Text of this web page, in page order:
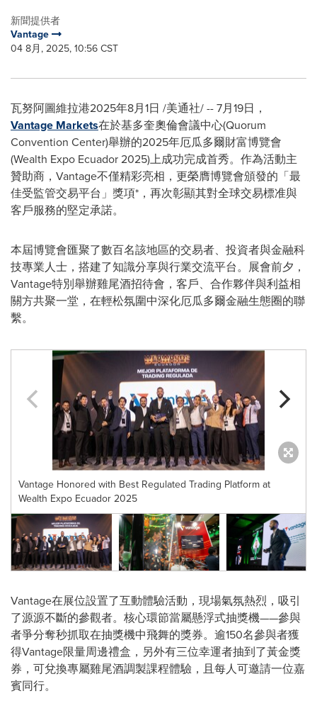
新聞提供者
Vantage
04 8月, 2025, 10:56 CST
瓦努阿圖維拉港2025年8月1日 /美通社/ -- 7月19日，
Vantage Markets在於基多奎奧倫會議中心(Quorum
Convention Center)舉辦的2025年厄瓜多爾財富博覽會
(Wealth Expo Ecuador 2025)上成功完成首秀。作為活動主
贊助商，Vantage不僅精彩亮相，更榮膺博覽會頒發的「最
佳受監管交易平台」獎項*，再次彰顯其對全球交易標准與
客戶服務的堅定承諾。
本屆博覽會匯聚了數百名該地區的交易者、投資者與金融科
技專業人士，搭建了知識分享與行業交流平台。展會前夕，
Vantage特別舉辦雞尾酒招待會，客戶、 合作夥伴與利益相
關方共聚一堂，在輕松氛圍中深化厄瓜多爾金融生態圈的聯
繫。
Vantage Honored with Best Regulated Trading Platform at
Wealth Expo Ecuador 2025
Vantage在展位設置了互動體驗活動，現場氣氛熱烈，吸引
了源源不斷的參觀者。核心環節當屬懸浮式抽獎機——參與
者爭分奪秒抓取在抽獎機中飛舞的獎券。逾150名參與者獲
得Vantage限量周邊禮盒， 另外有三位幸運者抽到了黃金獎
券，可兌換專屬雞尾酒調製課程體驗，且每人可邀請一位嘉
賓同行。